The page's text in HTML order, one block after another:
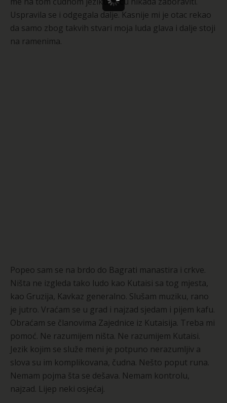
Uspravila se i odgegala dalje. Kasnije mi je otac rekao
da samo zbog takvih stvari moja luda glava i dalje stoji
na ramenima.
Popeo sam se na brdo do Bagrati manastira i crkve.
Ništa ne izgleda tako ludo kao Kutaisi sa tog mjesta,
kao Gruzija, Kavkaz generalno. Slušam muziku, rano
je jutro. Vraćam se u grad i najzad sjedam i pijem kafu.
Obraćam se članovima Zajednice iz Kutaisija. Treba mi
pomoć. Ne razumijem ništa. Ne razumijem Kutaisi.
Jezik kojim se služe meni je potpuno nerazumljiv a
slova su im komplikovana, čudna. Nešto poput runa.
Nemam pojma šta se dešava. Nemam kontrolu,
najzad. Lijep neki osjećaj.